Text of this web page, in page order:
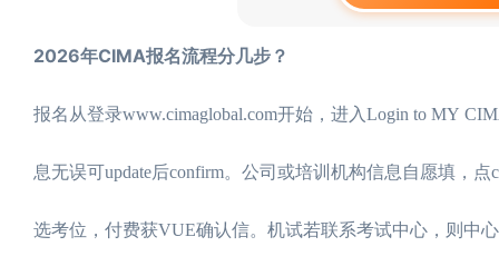
2026年CIMA报名流程分几步？
报名从登录www.cimaglobal.com开始，进入Login to MY
息无误可update后confirm。公司或培训机构信息自愿填，
选考位，付费获VUE确认信。机试若联系考试中心，则中